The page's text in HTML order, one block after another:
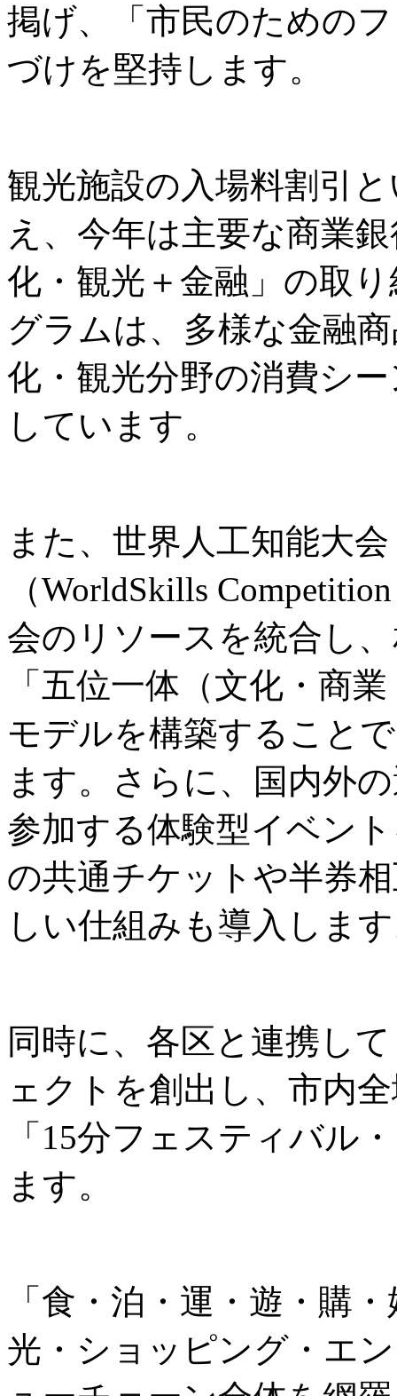
掲げ、「市民のための
づけを堅持します。
観光施設の入場料割引
え、今年は主要な商業
化・観光＋金融」の取
グラムは、多様な金融
化・観光分野の消費シ
しています。
また、世界人工知能大
（WorldSkills
会のリソースを統合し
「五位一体（文化・商
モデルを構築すること
ます。さらに、国内外
参加する体験型イベン
の共通チケットや半券
しい仕組みも導入しま
同時に、各区と連携し
ェクトを創出し、市内
「15分フェスティバル
ます。
「食・泊・運・遊・購
光・ショッピング・エ